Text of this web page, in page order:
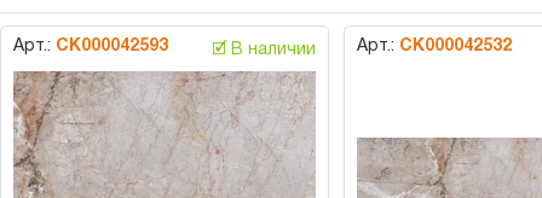
Арт.: СК000042593 🗹 В наличии Арт.: СК000042532